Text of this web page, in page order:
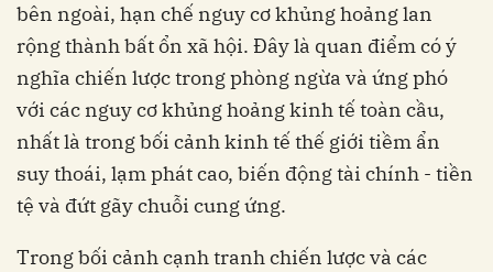
bên ngoài, hạn chế nguy cơ khủng hoảng lan
rộng thành bất ổn xã hội. Đây là quan điểm có ý
nghĩa chiến lược trong phòng ngừa và ứng phó
với các nguy cơ khủng hoảng kinh tế toàn cầu,
nhất là trong bối cảnh kinh tế thế giới tiềm ẩn
suy thoái, lạm phát cao, biến động tài chính - tiền
tệ và đứt gãy chuỗi cung ứng.
Trong bối cảnh cạnh tranh chiến lược và các